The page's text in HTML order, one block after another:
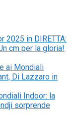
2025 in DIRETTA:
cm per la gloria!
ai Mondiali
Di Lazzaro in
Indoor: la
sorprende